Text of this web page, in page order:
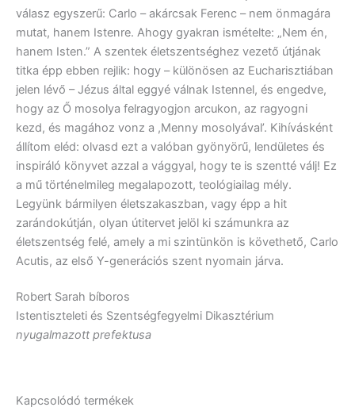
válasz egyszerű: Carlo – akárcsak Ferenc – nem önmagára
mutat, hanem Istenre. Ahogy gyakran ismételte: „Nem én,
hanem Isten.” A szentek életszentséghez vezető útjának
titka épp ebben rejlik: hogy – különösen az Eucharisztiában
jelen lévő – Jézus által eggyé válnak Istennel, és engedve,
hogy az Ő mosolya felragyogjon arcukon, az ragyogni
kezd, és magához vonz a ,Menny mosolyával’. Kihívásként
állítom eléd: olvasd ezt a valóban gyönyörű, lendületes és
inspiráló könyvet azzal a vággyal, hogy te is szentté válj! Ez
a mű történelmileg megalapozott, teológiailag mély.
Legyünk bármilyen életszakaszban, vagy épp a hit
zarándokútján, olyan útitervet jelöl ki számunkra az
életszentség felé, amely a mi szintünkön is követhető, Carlo
Acutis, az első Y-generációs szent nyomain járva.
Robert Sarah bíboros
Istentiszteleti és Szentségfegyelmi Dikasztérium
nyugalmazott prefektusa
Kapcsolódó termékek